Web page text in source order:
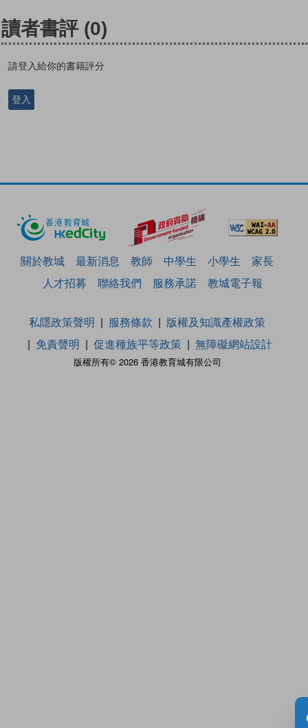
讀者書評 (0)
請登入給你的書籍評分
登入
關於教城 最新消息 教師 中學生 小學生
家長
人才招募
聯絡我們 服務承諾 教城電子報
版權所有© 2026 香港教育城有限公司
私隱政策聲明 服務條款
版權及知識產權政策
免責聲明
促進種族平等政策 無障礙網站設計